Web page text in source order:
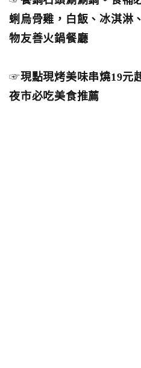
蜊烏骨雞，白飯、冰淇淋
物友善火鍋餐廳
☞現點現烤美味串燒19元
夜市必吃美食推薦